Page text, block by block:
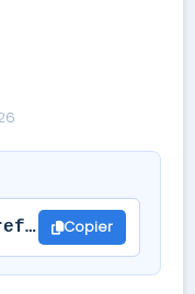
?referral-
Copier